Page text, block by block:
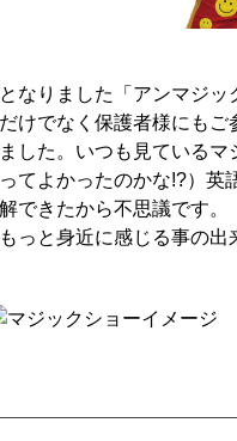
なりました「アンマジッ
けでなく保護者様にも
した。いつも見ている
てよかったのかな!?）英
できたから不思議です。
っと身近に感じる事の